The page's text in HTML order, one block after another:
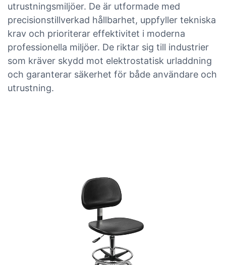
utrustningsmiljöer. De är utformade med
precisionstillverkad hållbarhet, uppfyller tekniska
krav och prioriterar effektivitet i moderna
professionella miljöer. De riktar sig till industrier
som kräver skydd mot elektrostatisk urladdning
och garanterar säkerhet för både användare och
utrustning.